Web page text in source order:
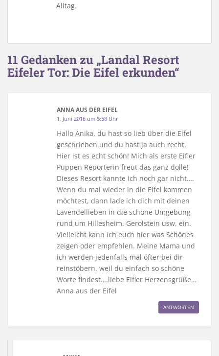
Alltag.
11 Gedanken zu „Landal Resort
Eifeler Tor: Die Eifel erkunden“
ANNA AUS DER EIFEL
1. Juni 2016 um 5:58 Uhr
Hallo Anika, du hast so lieb über die Eifel
geschrieben und du hast ja auch recht.
Hier ist es echt schön! Mich als erste Eifler
Puppen Reporterin freut das ganz dolle!
Dieses Resort kannte ich noch gar nicht….
Wenn du mal wieder in die Eifel kommen
möchtest, dann lade ich dich mit deinen
Lavendellieben in die schöne Umgebung
rund um Hillesheim, Gerolstein usw. ein.
Vielleicht kann ich euch hier was Schönes
zeigen oder empfehlen. Meine Mama und
ich werden jedenfalls mal öfter bei dir
reinstöbern, weil du einfach so schöne
Worte findest….liebe Eifler Herzensgrüße…
Anna aus der Eifel
ANTWORTEN